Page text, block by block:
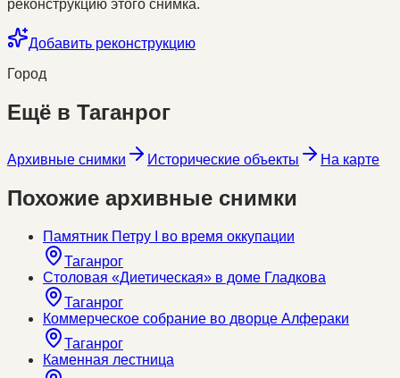
реконструкцию этого снимка.
Добавить реконструкцию
Город
Ещё в Таганрог
Архивные снимки Исторические объекты На карте
Похожие архивные снимки
Памятник Петру I во время оккупации
Таганрог
Столовая «Диетическая» в доме Гладкова
Таганрог
Коммерческое собрание во дворце Алфераки
Таганрог
Каменная лестница